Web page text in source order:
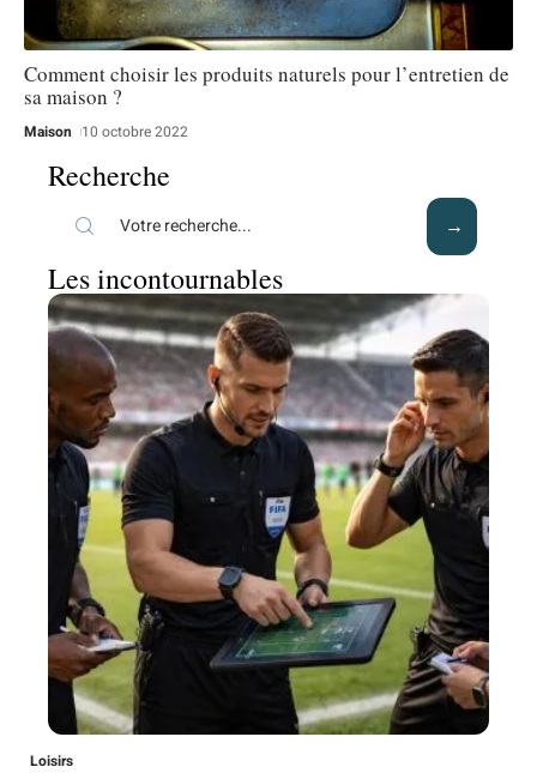
Comment choisir les produits naturels pour l’entretien de
sa maison ?
Maison 10 octobre 2022
Recherche
Les incontournables
Loisirs